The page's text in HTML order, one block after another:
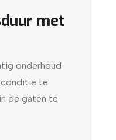
met
onderhoud
te
de gaten te